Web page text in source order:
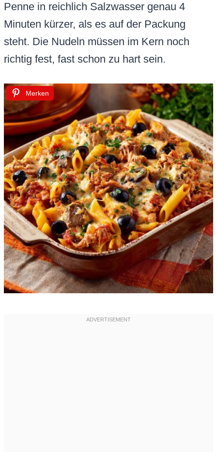
Penne in reichlich Salzwasser genau 4
Minuten kürzer, als es auf der Packung
steht. Die Nudeln müssen im Kern noch
richtig fest, fast schon zu hart sein.
Merken